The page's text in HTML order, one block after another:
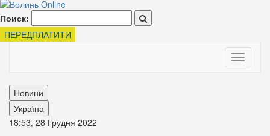
Поиск:
ПЕРЕДПЛАТИТИ
Toggle
Новини
Україна
18:53, 28 Грудня 2022